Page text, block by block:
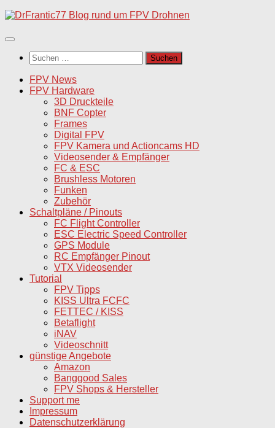
Unter
Inhalt
Suchen
nach:
FPV News
FPV Hardware
3D Druckteile
BNF Copter
Frames
Digital FPV
FPV Kamera und Actioncams HD
Videosender & Empfänger
FC & ESC
Brushless Motoren
Funken
Zubehör
Schaltpläne / Pinouts
FC Flight Controller
ESC Electric Speed Controller
GPS Module
RC Empfänger Pinout
VTX Videosender
Tutorial
FPV Tipps
KISS Ultra FCFC
FETTEC / KISS
Betaflight
iNAV
Videoschnitt
günstige Angebote
Amazon
Banggood Sales
FPV Shops & Hersteller
Support me
Impressum
Datenschutzerklärung